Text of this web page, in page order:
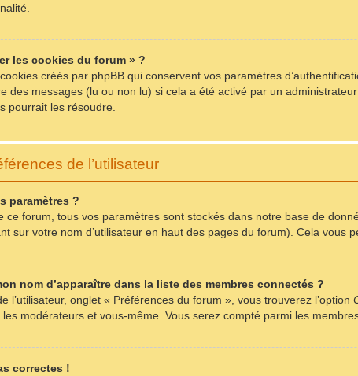
les cookies du forum » ?
créés par phpBB qui conservent vos paramètres
des messages (lu ou non lu) si cela a été activé par un
pourrait les résoudre.
de l’utilisateur
paramètres ?
ce forum, tous vos paramètres sont stockés dans notre base de
sur votre nom d’utilisateur en haut des pages du forum). Cela
nom d’apparaître dans la liste des membres connectés ?
l’utilisateur, onglet « Préférences du forum », vous trouverez l’option
modérateurs et vous-même. Vous serez compté parmi les
correctes !